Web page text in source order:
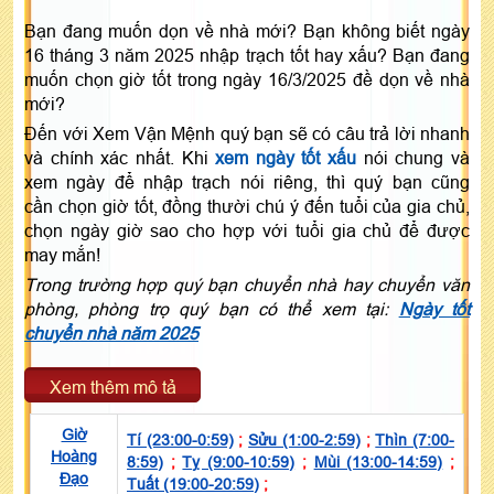
Bạn đang muốn dọn về nhà mới? Bạn không biết ngày
16 tháng 3 năm 2025 nhập trạch tốt hay xấu? Bạn đang
muốn chọn giờ tốt trong ngày 16/3/2025 đề dọn về nhà
mới?
Đến với Xem Vận Mệnh quý bạn sẽ có câu trả lời nhanh
và chính xác nhất. Khixem ngày tốt xấu nói chung và
xem ngày để nhập trạch nói riêng, thì quý bạn cũng
cần chọn giờ tốt, đồng thười chú ý đến tuổi của gia chủ,
chọn ngày giờ sao cho hợp với tuổi gia chủ để được
may mắn!
Trong trường hợp quý bạn chuyển nhà hay chuyển văn
phòng, phòng trọ quý bạn có thể xem tại: Ngày tốt
chuyển nhà năm 2025
Xem thêm mô tả
Giờ
Hoàng
Đạo
Tí (23:00-0:59);Sửu (1:00-2:59);Thìn (7:00-
8:59) ;Tỵ (9:00-10:59) ; Mùi (13:00-14:59) ;
Tuất (19:00-20:59) ;